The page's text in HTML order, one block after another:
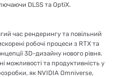
DLSS та OptiX.
час рендерингу та повільний
робочі процеси з RTX та
3D-дизайну нового рівня.
можливості та продуктивність у
як NVIDIA Omniverse,